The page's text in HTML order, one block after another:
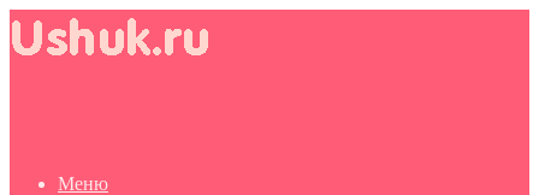
Меню